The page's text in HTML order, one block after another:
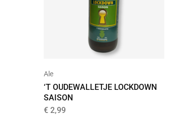
Ale
‘T OUDEWALLETJE LOCKDOWN
SAISON
€ 2,99